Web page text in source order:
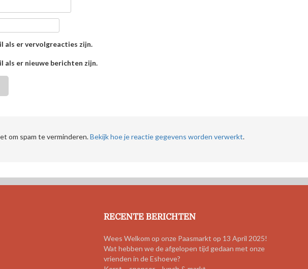
als er vervolgreacties zijn.
als er nieuwe berichten zijn.
om spam te verminderen.Bekijk hoe je reactie gegevens worden verwerkt.
RECENTE BERICHTEN
Wees Welkom op onze Paasmarkt op 13 April 2025!
Wat hebben we de afgelopen tijd gedaan met onze
vrienden in de Eshoeve?